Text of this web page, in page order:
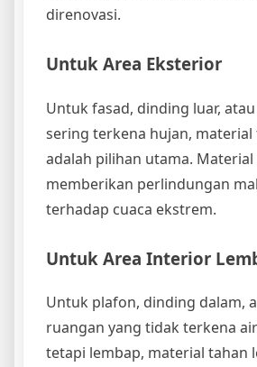
direnovasi.
Untuk Area Eksterior
Untuk fasad, dinding luar,
sering terkena hujan, material
adalah pilihan utama. Material
memberikan perlindungan
terhadap cuaca ekstrem.
Untuk Area Interior
Untuk plafon, dinding dalam,
ruangan yang tidak terkena
tetapi lembap, material tahan